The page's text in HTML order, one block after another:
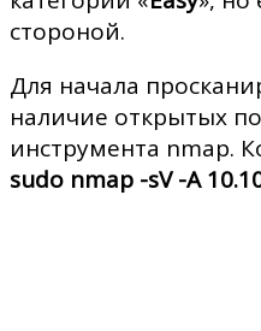
стороной.
Для начала
наличие открытых
инструмента nmap.
sudo nmap -sV -A